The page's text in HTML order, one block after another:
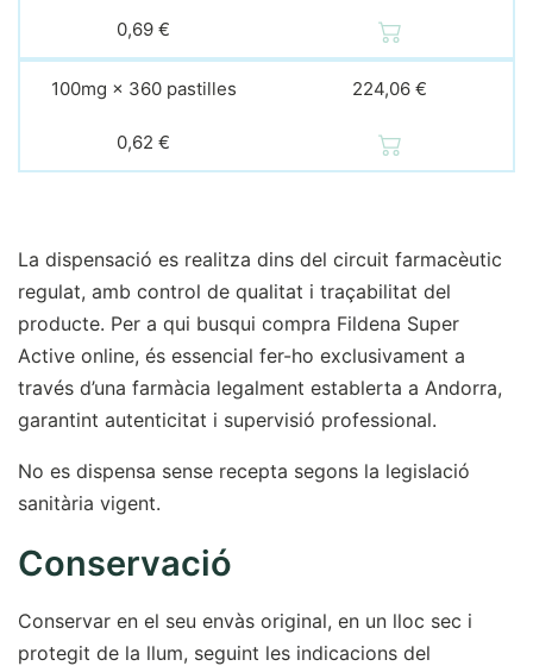
0,69 €
100mg × 360 pastilles 224,06 €
0,62 €
La dispensació es realitza dins del circuit farmacèutic
regulat, amb control de qualitat i traçabilitat del
producte. Per a qui busqui compra Fildena Super
Active online, és essencial fer-ho exclusivament a
través d’una farmàcia legalment establerta a Andorra,
garantint autenticitat i supervisió professional.
No es dispensa sense recepta segons la legislació
sanitària vigent.
Conservació
Conservar en el seu envàs original, en un lloc sec i
protegit de la llum, seguint les indicacions del